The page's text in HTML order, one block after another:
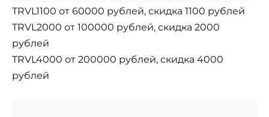
TRVL1100 от 60000 рублей, скидка 1100 рублей
TRVL2000 от 100000 рублей, скидка 2000
рублей
TRVL4000 от 200000 рублей, скидка 4000
рублей